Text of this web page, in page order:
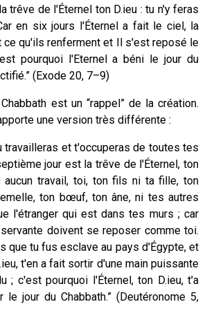
trêve de l'Éternel ton D.ieu : tu n'y feras
en six jours l'Éternel a fait le ciel, la
ce qu'ils renferment et Il s'est reposé le
pourquoi l'Eternel a béni le jour du
(Exode 20, 7–9)
est un “rappel” de la création.
une version très différente :
travailleras et t'occuperas de toutes tes
jour est la trêve de l'Éternel, ton
aucun travail, toi, ton fils ni ta fille, ton
ton bœuf, ton âne, ni tes autres
l'étranger qui est dans tes murs ; car
doivent se reposer comme toi.
que tu fus esclave au pays d'Égypte, et
t'en a fait sortir d'une main puissante
; c'est pourquoi l'Éternel, ton D.ieu, t'a
jour du Chabbath.” (Deutéronome 5,